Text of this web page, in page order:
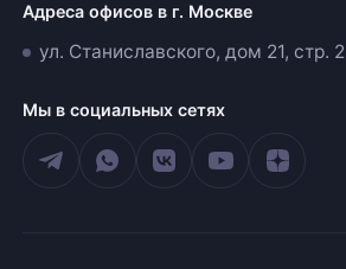
Адреса офисов в г. Москве
ул. Станиславского, дом 21, стр. 2
Мы в социальных сетях